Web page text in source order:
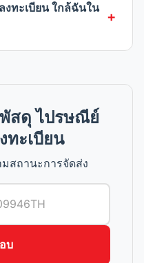
ทะเบียน ใกล้ฉันใน
สดุ ไปรษณีย์
ทะเบียน
สถานะการจัดส่ง
บ